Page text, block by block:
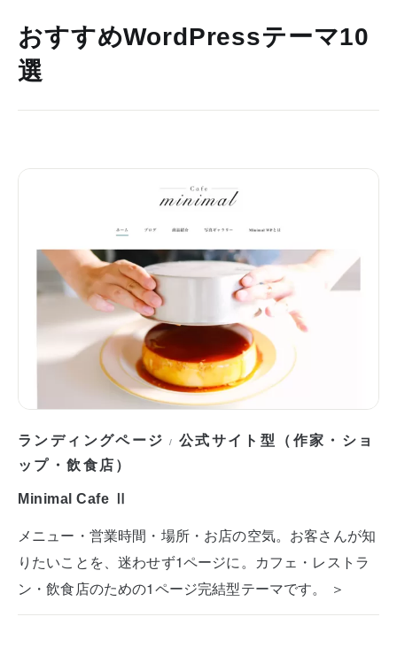
おすすめWordPressテーマ10
選
ランディングページ / 公式サイト型（作家・ショ
ップ・飲食店）
Minimal Cafe Ⅱ
メニュー・営業時間・場所・お店の空気。お客さんが知
りたいことを、迷わせず1ページに。カフェ・レストラ
ン・飲食店のための1ページ完結型テーマです。 ＞